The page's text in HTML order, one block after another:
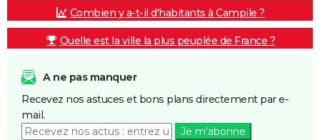
Combien y a-t-il d'habitants à Campile ?
Quelle est la ville la plus peuplée de France ?
A ne pas manquer
Recevez nos astuces et bons plans directement par e-
mail.
Je m'abonne